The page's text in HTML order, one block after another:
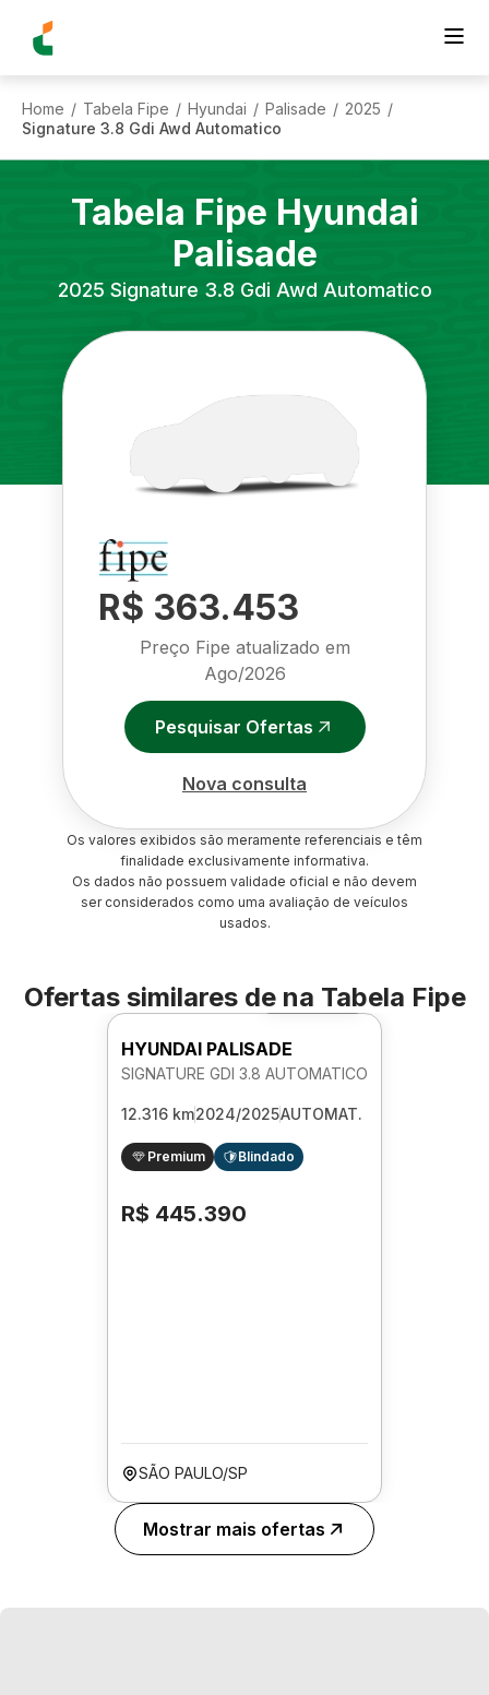
Home / Tabela Fipe / Hyundai / Palisade / 2025 /
Signature 3.8 Gdi Awd Automatico
Tabela Fipe Hyundai
Palisade
2025 Signature 3.8 Gdi Awd Automatico
R$ 363.453
Preço Fipe atualizado em
Ago/2026
Pesquisar Ofertas
Nova consulta
Os valores exibidos são meramente referenciais e têm
finalidade exclusivamente informativa.
Os dados não possuem validade oficial e não devem
ser considerados como uma avaliação de veículos
usados.
Ofertas similares de na Tabela Fipe
Foto 360º
HYUNDAI PALISADE
SIGNATURE GDI 3.8 AUTOMATICO
12.316 km2024/2025AUTOMAT.
Premium Blindado
R$ 445.390
SÃO PAULO/SP
Mostrar mais ofertas